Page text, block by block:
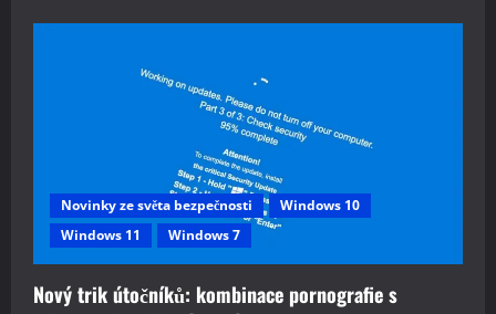
ve
formátování
Novinky ze světa bezpečnosti
Windows 10
Windows 11
Windows 7
Nový trik útočníků: kombinace pornografie s